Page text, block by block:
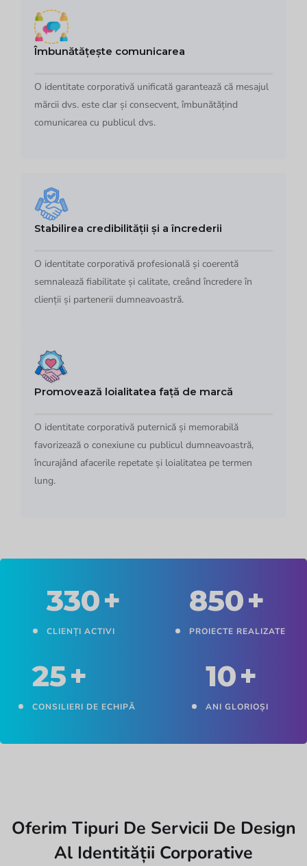
Îmbunătățește comunicarea
O identitate corporativă unificată garantează că mesajul
mărcii dvs. este clar și consecvent, îmbunătățind
comunicarea cu publicul dvs.
Stabilirea credibilității și a încrederii
O identitate corporativă profesională și coerentă
semnalează fiabilitate și calitate, creând încredere în
clienții și partenerii dumneavoastră.
Promovează loialitatea față de marcă
O identitate corporativă puternică și memorabilă
favorizează o conexiune cu publicul dumneavoastră,
încurajând afacerile repetate și loialitatea pe termen
lung.
330+
CLIENȚI ACTIVI
850+
PROIECTE REALIZATE
25+
CONSILIERI DE ECHIPĂ
10+
ANI GLORIOȘI
Oferim Tipuri De Servicii De Design
Al Identității Corporative